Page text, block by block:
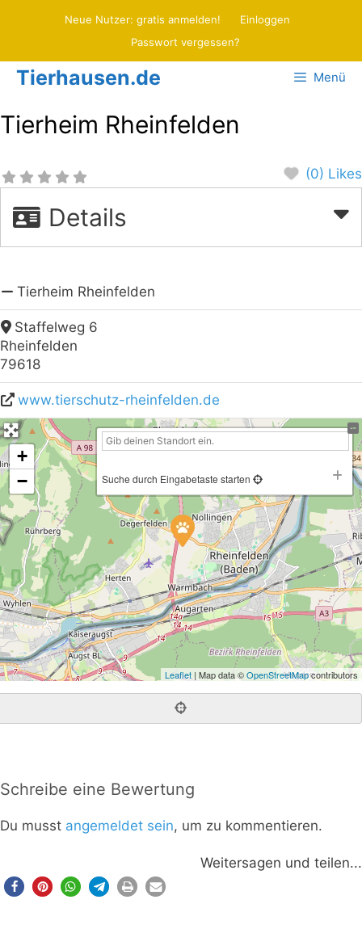
Neue Nutzer: gratis anmelden!
Einloggen
Passwort vergessen?
Tierhausen.de Menü
Tierheim Rheinfelden
(0) Likes
Details
Tierheim Rheinfelden
Staffelweg 6
Rheinfelden
79618
www.tierschutz-rheinfelden.de
+
−
Suche durch Eingabetaste starten
Leaflet | Map data ©OpenStreetMapcontributors
Schreibe eine Bewertung
Du musst angemeldet sein, um zu kommentieren.
Weitersagen und teilen...